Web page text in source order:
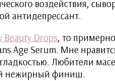
воздействия,
антидепрессант.
Beauty Drops, то
Age Serum. Мне
Любители
нежирный финиш.